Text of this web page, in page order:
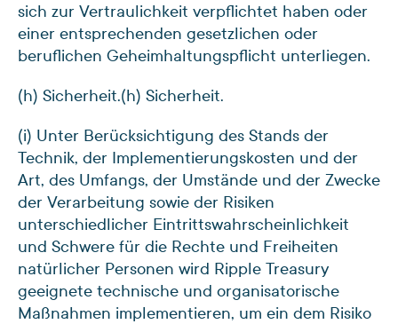
sich zur Vertraulichkeit verpflichtet haben oder
einer entsprechenden gesetzlichen oder
beruflichen Geheimhaltungspflicht unterliegen.
(h) Sicherheit.(h) Sicherheit.
(i) Unter Berücksichtigung des Stands der
Technik, der Implementierungskosten und der
Art, des Umfangs, der Umstände und der Zwecke
der Verarbeitung sowie der Risiken
unterschiedlicher Eintrittswahrscheinlichkeit
und Schwere für die Rechte und Freiheiten
natürlicher Personen wird Ripple Treasury
geeignete technische und organisatorische
Maßnahmen implementieren, um ein dem Risiko